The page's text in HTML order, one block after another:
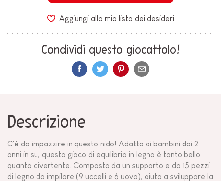
Aggiungi alla mia lista dei desideri
Condividi questo giocattolo!
Descrizione
C'è da impazzire in questo nido! Adatto ai bambini dai 2
anni in su, questo gioco di equilibrio in legno è tanto bello
quanto divertente. Composto da un supporto e da 15 pezzi
di legno da impilare (9 uccelli e 6 uova), aiuta a sviluppare la